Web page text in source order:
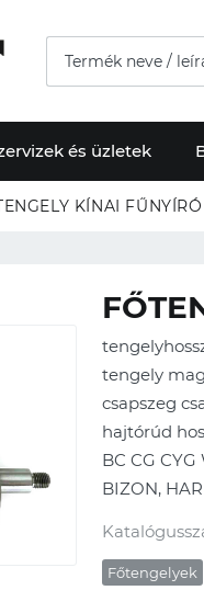
és üzletek
KÍNAI
tengely
csapszeg
hajtórúd
BC CG
BIZON,
Főtengelyek